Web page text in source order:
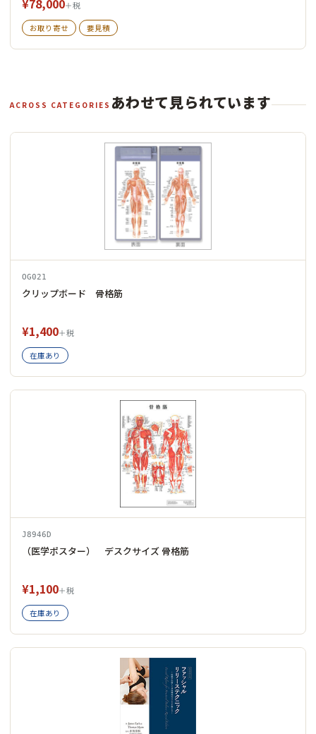
¥78,000＋税
お取り寄せ 要見積
ACROSS CATEGORIES あわせて見られています
OG021
クリップボード 骨格筋
¥1,400＋税
在庫あり
J8946D
（医学ポスター） デスクサイズ 骨格筋
¥1,100＋税
在庫あり